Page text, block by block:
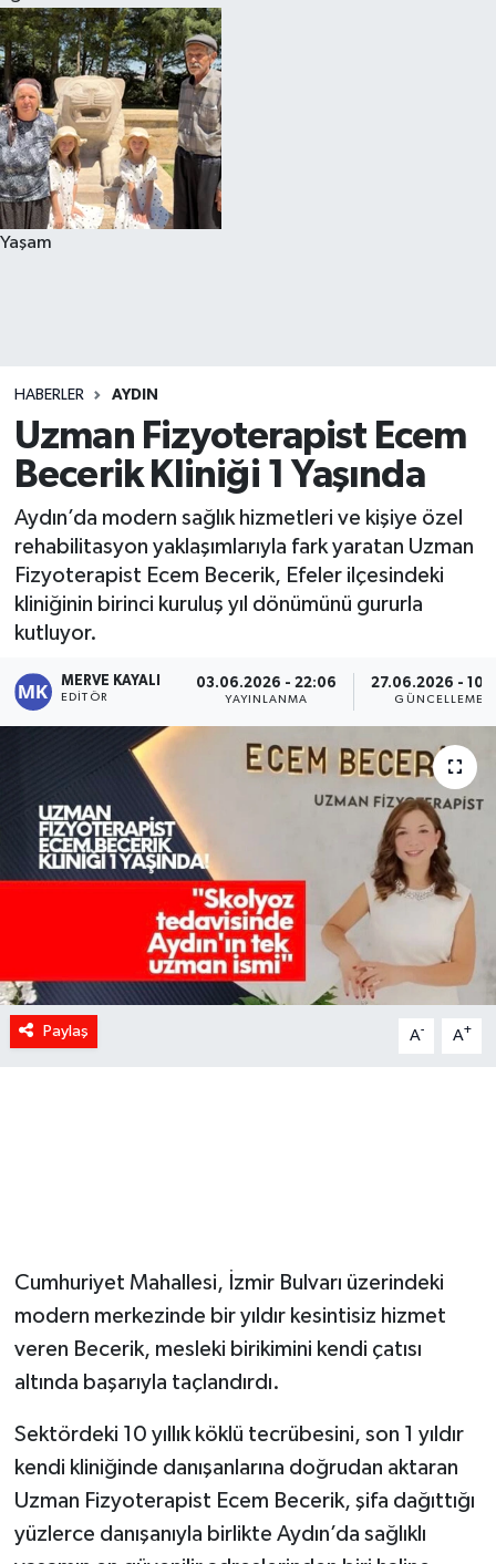
Yaşam
HABERLER AYDIN
Uzman Fizyoterapist Ecem
Becerik Kliniği 1 Yaşında
Aydın’da modern sağlık hizmetleri ve kişiye özel
rehabilitasyon yaklaşımlarıyla fark yaratan Uzman
Fizyoterapist Ecem Becerik, Efeler ilçesindeki
kliniğinin birinci kuruluş yıl dönümünü gururla
kutluyor.
MERVE KAYALI
EDITÖR
03.06.2026 - 22:06
YAYINLANMA
27.06.2026 -
GÜNCELLEME
Paylaş A- A+
Cumhuriyet Mahallesi, İzmir Bulvarı üzerindeki
modern merkezinde bir yıldır kesintisiz hizmet
veren Becerik, mesleki birikimini kendi çatısı
altında başarıyla taçlandırdı.
Sektördeki 10 yıllık köklü tecrübesini, son 1 yıldır
kendi kliniğinde danışanlarına doğrudan aktaran
Uzman Fizyoterapist Ecem Becerik, şifa dağıttığı
yüzlerce danışanıyla birlikte Aydın’da sağlıklı